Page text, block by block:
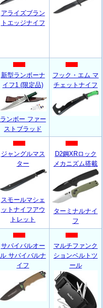
アライズブラン
トエッジナイフ
新型ランボーナ
イフ1 (限定品)
ランボー ファー
ストブラッド
フック・エム マ
チェットナイフ
ジャングルマス
ター
スモールマシェ
ットナイフアウ
トレット
D2鋼XRロック
メカニズム搭載
ターミナルナイ
フ
サバイバルオー
ル サバイバルナ
イフ
マルチファンク
ションベルトツ
ール